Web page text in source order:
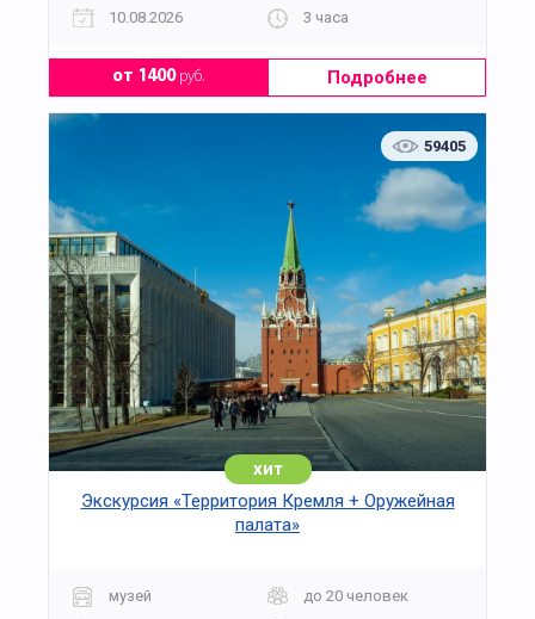
Задачи:
- Изготовление простых столярных поделок
- Работа с массивом различных пород.
В первую очередь данный мастер-класс
рассчитан именно для мальчиков, причём всех
возрастов. Мы подберём задания самой
разнообразной сложности, в зависимости от
возраста, которые учащиеся будут способны
выполнить в контексте одного мастер-класса.
Мастер-класс рассчитан именно на любителей
столярного мастерства, тех кто хочет научится
этому ремеслу прежде всего для себя.
Детям необходимо будет одеть удобную обувь,
и фартуки. Все необходимые материалы и
инструменты мы предоставим.
10.08.2026
3 часа
от 1400руб. Подробнее
59405
хит
Экскурсия «Территория Кремля + Оружейная
палата»
музей
до 20 человек